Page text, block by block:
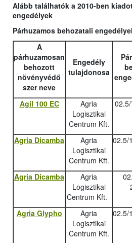
Alább találhatók a 2010-ben
engedélyek
Párhuzamos behozatali
A
párhuzamosan
behozott
növényvédő
szer neve
Engedély
tulajdonosa
Agil 100 EC
Agria
Logisztikai
Centrum Kft.
Agria Dicamba
Agria
Logisztikai
Centrum Kft.
02.5/
Agria Dicamba
Agria
Logisztikai
Centrum Kft.
Agria Glypho
Agria
Logisztikai
Centrum Kft.
02.5/